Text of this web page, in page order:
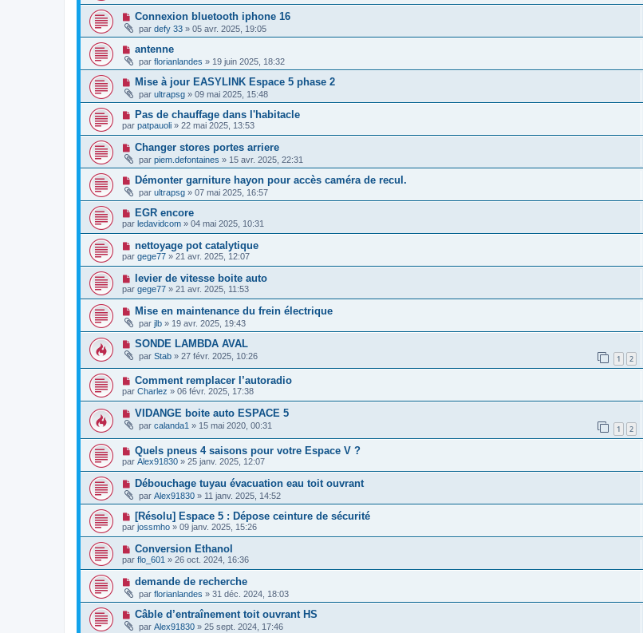
Connexion bluetooth iphone 16
par defy 33 » 05 avr. 2025, 19:05
antenne
par florianlandes » 19 juin 2025, 18:32
Mise à jour EASYLINK Espace 5 phase 2
par ultrapsg » 09 mai 2025, 15:48
Pas de chauffage dans l'habitacle
par patpauoli » 22 mai 2025, 13:53
Changer stores portes arriere
par piem.defontaines » 15 avr. 2025, 22:31
Démonter garniture hayon pour accès caméra de recul.
par ultrapsg » 07 mai 2025, 16:57
EGR encore
par ledavidcom » 04 mai 2025, 10:31
nettoyage pot catalytique
par gege77 » 21 avr. 2025, 12:07
levier de vitesse boite auto
par gege77 » 21 avr. 2025, 11:53
Mise en maintenance du frein électrique
par jlb » 19 avr. 2025, 19:43
SONDE LAMBDA AVAL
par Stab » 27 févr. 2025, 10:26 1 2
Comment remplacer l’autoradio
par Charlez » 06 févr. 2025, 17:38
VIDANGE boite auto ESPACE 5
par calanda1 » 15 mai 2020, 00:31 1 2
Quels pneus 4 saisons pour votre Espace V ?
par Alex91830 » 25 janv. 2025, 12:07
Débouchage tuyau évacuation eau toit ouvrant
par Alex91830 » 11 janv. 2025, 14:52
[Résolu] Espace 5 : Dépose ceinture de sécurité
par jossmho » 09 janv. 2025, 15:26
Conversion Ethanol
par flo_601 » 26 oct. 2024, 16:36
demande de recherche
par florianlandes » 31 déc. 2024, 18:03
Câble d’entraînement toit ouvrant HS
par Alex91830 » 25 sept. 2024, 17:46